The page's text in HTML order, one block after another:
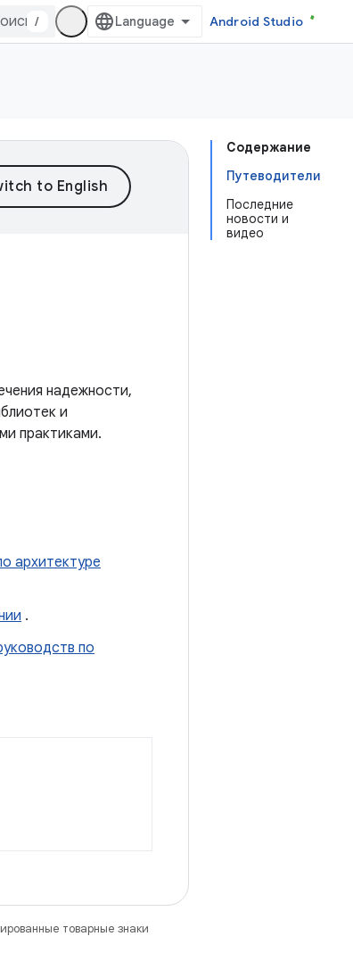
/ Android Studio
Содержание
Путеводители
Последние
новости и
видео
надежности,
и
практиками.
архитектуре
.
по
товарные знаки